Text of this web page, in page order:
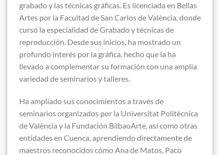
grabado y las técnicas gráficas. Es licenciada en Bellas
Artes por la Facultad de San Carlos de València, donde
cursó la especialidad de Grabado y técnicas de
reproducción. Desde sus inicios, ha mostrado un
profundo interés por la gráfica, hecho que la ha
llevado a complementar su formación con una amplia
variedad de seminarios y talleres.
Ha ampliado sus conocimientos a través de
seminarios organizados por la Universitat Politècnica
de València y la Fundación BilbaoArte, así como otras
entidades en Cuenca, aprendiendo directamente de
maestros reconocidos cómo Ana de Matos, Paco